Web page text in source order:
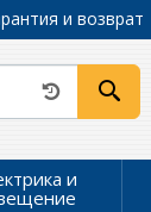
и возврат
и